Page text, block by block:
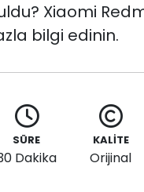
Xiaomi
bilgi edinin.
SÜRE
Dakika
KALİTE
Orijinal